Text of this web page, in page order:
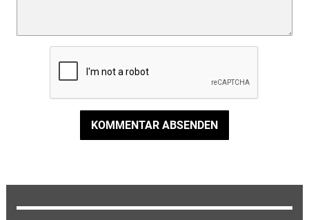
KOMMENTAR ABSENDEN